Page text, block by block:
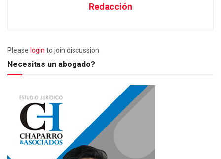
Redacción
Please login to join discussion
Necesitas un abogado?